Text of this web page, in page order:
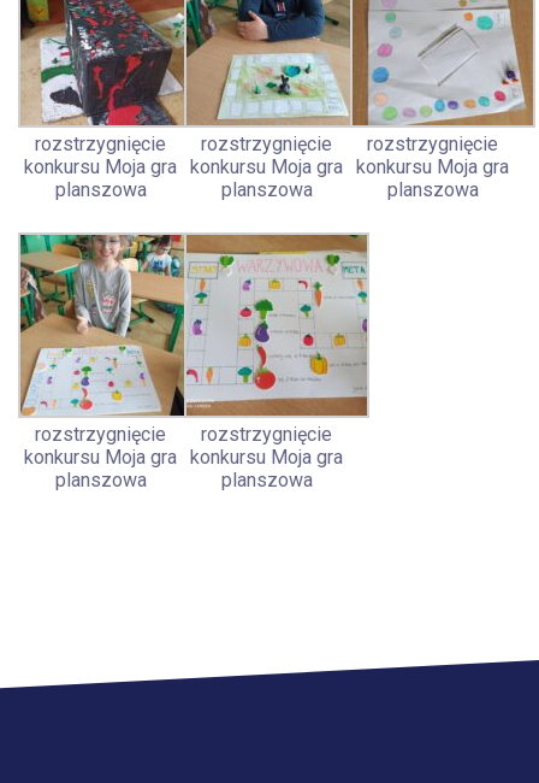
rozstrzygnięcie
konkursu Moja gra
planszowa
rozstrzygnięcie
konkursu Moja gra
planszowa
rozstrzygnięcie
konkursu Moja gra
planszowa
rozstrzygnięcie
konkursu Moja gra
planszowa
rozstrzygnięcie
konkursu Moja gra
planszowa